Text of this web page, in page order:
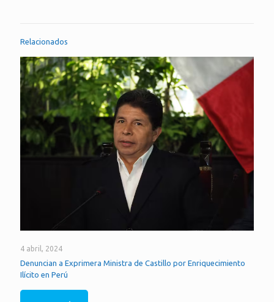
Relacionados
4 abril, 2024
Denuncian a Exprimera Ministra de Castillo por Enriquecimiento
Ilícito en Perú